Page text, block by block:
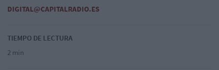
DIGITAL@CAPITALRADIO.ES
TIEMPO DE LECTURA
2 min